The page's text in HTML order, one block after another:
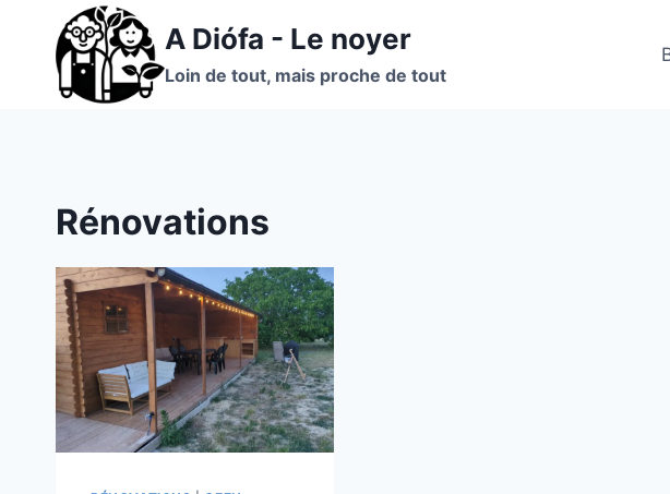
contenu
A Diófa - Le noyer
Loin de tout, mais proche de tout
Rénovations